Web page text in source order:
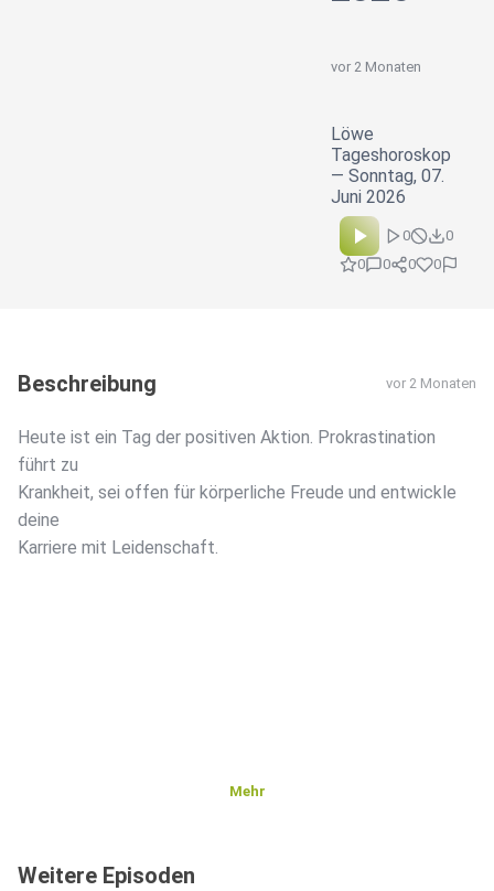
vor 2 Monaten
Löwe
Tageshoroskop
— Sonntag, 07.
Juni 2026
0
0
0
0 0 0
Beschreibung vor 2 Monaten
Heute ist ein Tag der positiven Aktion. Prokrastination
führt zu
Krankheit, sei offen für körperliche Freude und entwickle
deine
Karriere mit Leidenschaft.
Mehr
Weitere Episoden